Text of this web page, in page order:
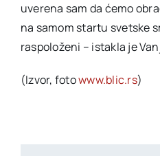
uverena sam da ćemo
na samom startu svetske
raspoloženi – istakla je
(Izvor, fotowww.blic.rs)